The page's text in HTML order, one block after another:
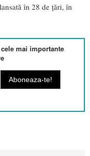
în 28 de țări, în
mai importante